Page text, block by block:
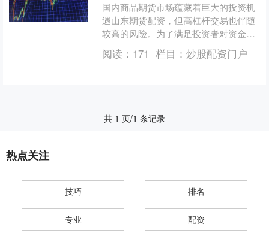
国内商品期货市场蕴藏着巨大的投资机
遇山东期货配资，但高杠杆交易也伴随
较高的风险。为了满足投资者对资金需
求，国内商品期货配资应运而生。 1. 资
金灵活运用：通过股....
阅读： 171 栏目： 炒股配资门户
共 1 页/1 条记录
热点关注
技巧 排名
专业 配资